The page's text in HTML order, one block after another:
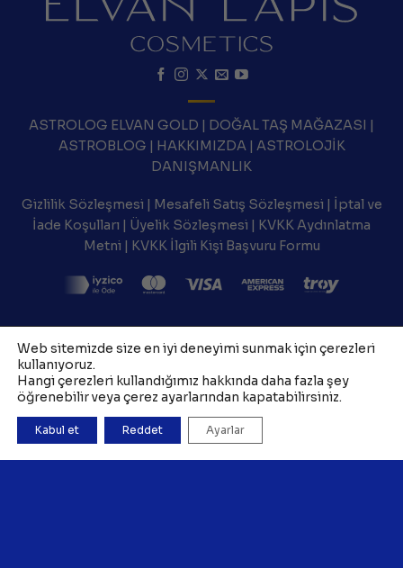
ASTROLOG ELVAN GOLD DOĞAL TAŞ MAĞAZASI
ASTROBLOG
HAKKIMIZDA| ASTROLOJİK
DANIŞMANLIK
Gizlilik Sözleşmesi Mesafeli Satış Sözleşmesi
İptal ve
İade Koşulları
Üyelik Sözleşmesi
KVKK Aydınlatma
Metni
KVKK İlgili Kişi Başvuru Formu
Copyright 2026 © TAZ Medya
Web sitemizde size en iyi deneyimi sunmak için çerezleri
kullanıyoruz.
Hangi çerezleri kullandığımız hakkında daha fazla şey
öğrenebilir veya çerez ayarlarından kapatabilirsiniz.
Kabul et Reddet Ayarlar